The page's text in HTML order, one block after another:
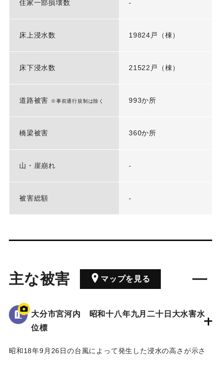
住家一部損壊数 -
床上浸水数 19824戸（棟）
床下浸水数 21522戸（棟）
道路被害 ※事前通行規制は除く 993か所
橋梁被害 360か所
山・崖崩れ -
被害総額 -
主な被害 マップを見る
大分市宮河内 昭和十八年九月二十日大水害水
位標
昭和18年9月26日の台風によって発生した浸水の高さが示さ